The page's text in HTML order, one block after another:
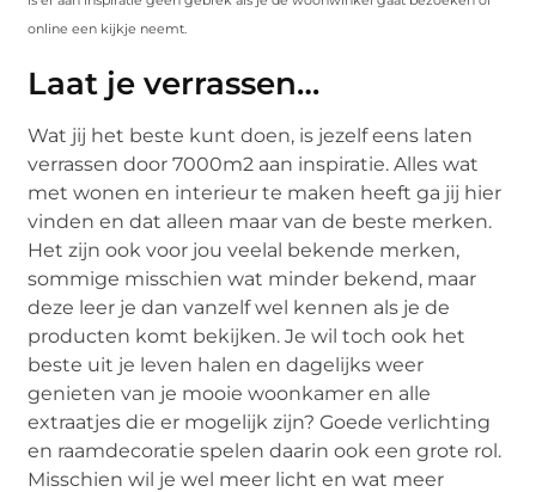
online een kijkje neemt.
Laat je verrassen…
Wat jij het beste kunt doen, is jezelf eens laten
verrassen door 7000m2 aan inspiratie. Alles wat
met wonen en interieur te maken heeft ga jij hier
vinden en dat alleen maar van de beste merken.
Het zijn ook voor jou veelal bekende merken,
sommige misschien wat minder bekend, maar
deze leer je dan vanzelf wel kennen als je de
producten komt bekijken. Je wil toch ook het
beste uit je leven halen en dagelijks weer
genieten van je mooie woonkamer en alle
extraatjes die er mogelijk zijn? Goede verlichting
en raamdecoratie spelen daarin ook een grote rol.
Misschien wil je wel meer licht en wat meer